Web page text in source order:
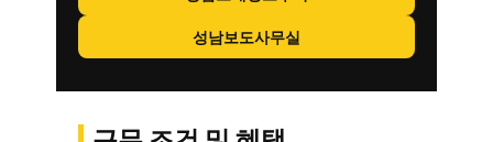
성남보도사무실